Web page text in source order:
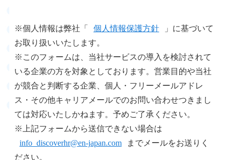
※個人情報は弊社「 個人情報保護方針
」に基づいて
お取り扱いいたします。
※このフォームは、当社サービスの導入を検討されて
いる企業の方を対象としております。営業目的や当社
が競合と判断する企業、個人・フリーメールアドレ
ス・その他キャリアメールでのお問い合わせつきまし
ては対応いたしかねます。予めご了承ください。
※上記フォームから送信できない場合は
info_discoverhr@en-japan.com
までメールをお送りく
ださい。